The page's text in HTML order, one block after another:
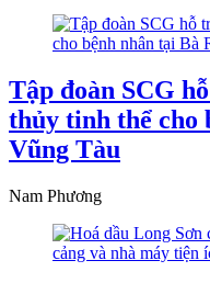
Tập đoàn SCG
thủy tinh thể cho
Vũng Tàu
Nam Phương